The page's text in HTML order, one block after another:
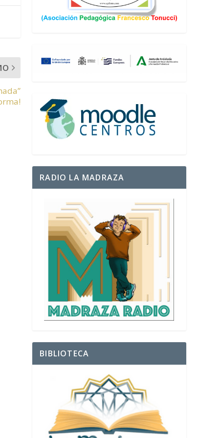
RADIO LA MADRAZA
BIBLIOTECA